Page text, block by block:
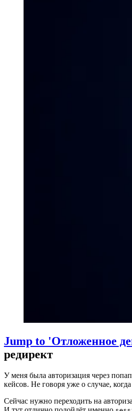
Jump to 'Отложенное
редирект
У меня была авторизация через
кейсов. Не говоря уже о случае,
Сейчас нужно переходить на